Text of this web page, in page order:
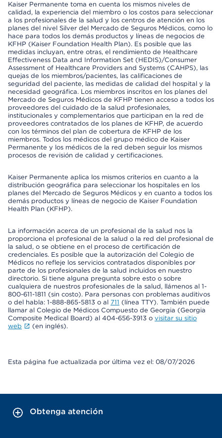
Kaiser Permanente toma en cuenta los mismos niveles de
calidad, la experiencia del miembro o los costos para seleccionar
a los profesionales de la salud y los centros de atención en los
planes del nivel Silver del Mercado de Seguros Médicos, como lo
hace para todos los demás productos y líneas de negocios de
KFHP (Kaiser Foundation Health Plan). Es posible que las
medidas incluyan, entre otras, el rendimiento de Healthcare
Effectiveness Data and Information Set (HEDIS)/Consumer
Assessment of Healthcare Providers and Systems (CAHPS), las
quejas de los miembros/pacientes, las calificaciones de
seguridad del paciente, las medidas de calidad del hospital y la
necesidad geográfica. Los miembros inscritos en los planes del
Mercado de Seguros Médicos de KFHP tienen acceso a todos los
proveedores del cuidado de la salud profesionales,
institucionales y complementarios que participan en la red de
proveedores contratados de los planes de KFHP, de acuerdo
con los términos del plan de cobertura de KFHP de los
miembros. Todos los médicos del grupo médico de Kaiser
Permanente y los médicos de la red deben seguir los mismos
procesos de revisión de calidad y certificaciones.
Kaiser Permanente aplica los mismos criterios en cuanto a la
distribución geográfica para seleccionar los hospitales en los
planes del Mercado de Seguros Médicos y en cuanto a todos los
demás productos y líneas de negocio de Kaiser Foundation
Health Plan (KFHP).
La información acerca de un profesional de la salud nos la
proporciona el profesional de la salud o la red del profesional de
la salud, o se obtiene en el proceso de certificación de
credenciales. Es posible que la autorización del Colegio de
Médicos no refleje los servicios contratados disponibles por
parte de los profesionales de la salud incluidos en nuestro
directorio. Si tiene alguna pregunta sobre esto o sobre
cualquiera de nuestros profesionales de la salud, llámenos al 1-
800-611-1811 (sin costo). Para personas con problemas auditivos
o del habla: 1-888-865-5813 o al 711 (línea TTY). También puede
llamar al Colegio de Médicos Compuesto de Georgia (Georgia
Composite Medical Board) al 404-656-3913 o visitar su sitio
web
(en inglés).
Esta página fue actualizada por última vez el: 08/07/2026
Obtenga atención